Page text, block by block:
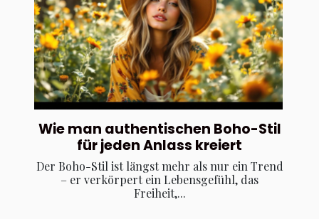
Wie man authentischen Boho-Stil
für jeden Anlass kreiert
Der Boho-Stil ist längst mehr als nur ein Trend
– er verkörpert ein Lebensgefühl, das
Freiheit,...